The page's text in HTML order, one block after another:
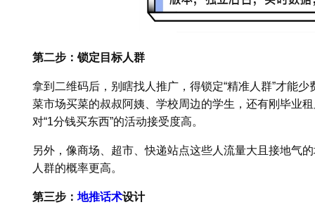
第二步：锁定目标人群
拿到二维码后，别瞎找人推广，得锁定“精准人群”才能
菜市场买菜的叔叔阿姨、学校周边的学生，还有刚毕业
对“1分钱买东西”的活动接受度高。
另外，像商场、超市、快递站点这些人流量大且接地气
人群的概率更高。
第三步： 地推话术设计